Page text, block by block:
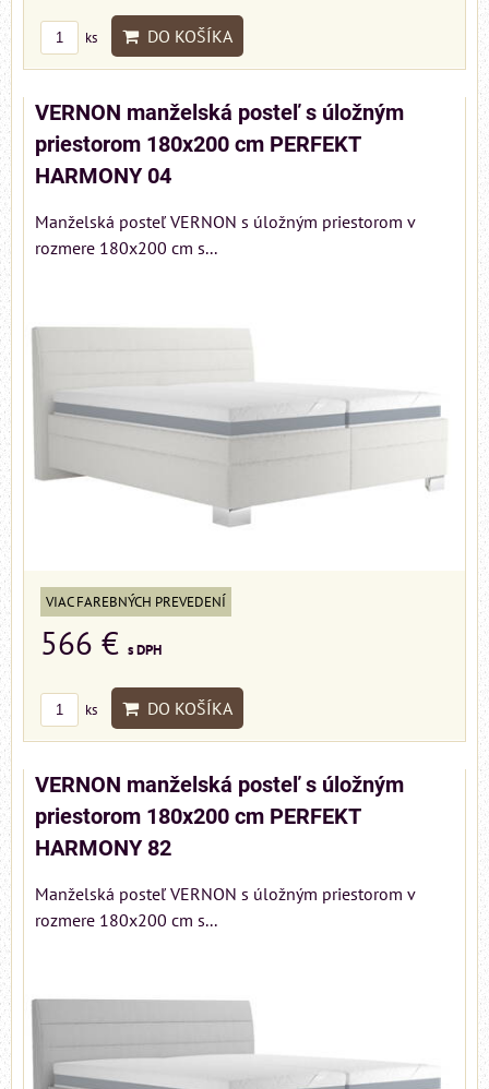
ks DO KOŠÍKA
VERNON manželská posteľ s úložným
priestorom 180x200 cm PERFEKT
HARMONY 04
Manželská posteľ VERNON s úložným priestorom v
rozmere 180x200 cm s...
VIAC FAREBNÝCH PREVEDENÍ
566 € s DPH
ks DO KOŠÍKA
VERNON manželská posteľ s úložným
priestorom 180x200 cm PERFEKT
HARMONY 82
Manželská posteľ VERNON s úložným priestorom v
rozmere 180x200 cm s...